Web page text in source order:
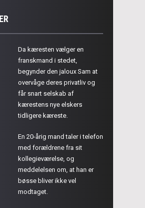
Da kæresten vælger en
franskmand i stedet,
begynder den jaloux Sam at
overvåge deres privatliv og
får snart selskab af
kærestens nye elskers
tidligere kæreste.
En 20-årig mand taler i telefon
med forældrene fra sit
kollegieværelse, og
meddelelsen om, at han er
bøsse bliver ikke vel
modtaget.